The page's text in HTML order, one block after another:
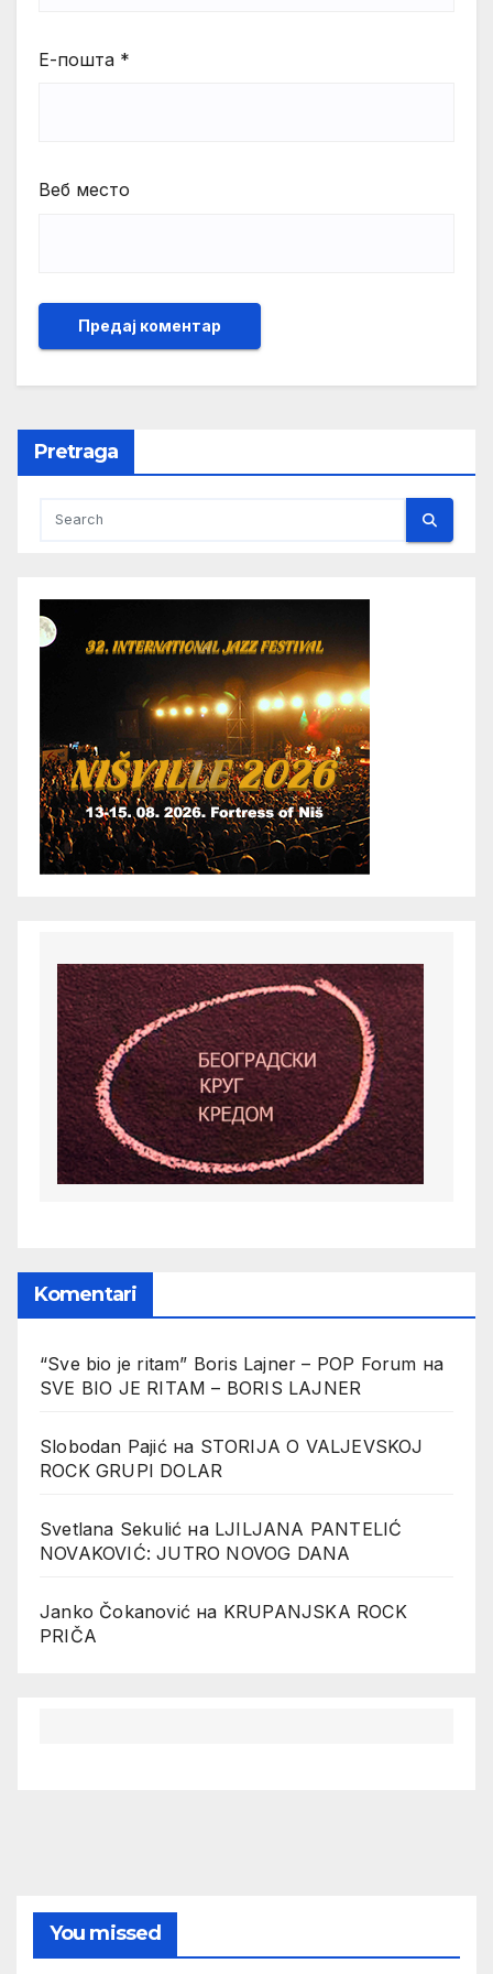
Е-пошта *
Веб место
Pretraga
Komentari
“Sve bio je ritam” Boris Lajner – POP Forum на
SVE BIO JE RITAM – BORIS LAJNER
Slobodan Pajićна STORIJA O VALJEVSKOJ
ROCK GRUPI DOLAR
Svetlana Sekulić на LJILJANA PANTELIĆ
NOVAKOVIĆ: JUTRO NOVOG DANA
Janko Čokanović на KRUPANJSKA ROCK
PRIČA
You missed